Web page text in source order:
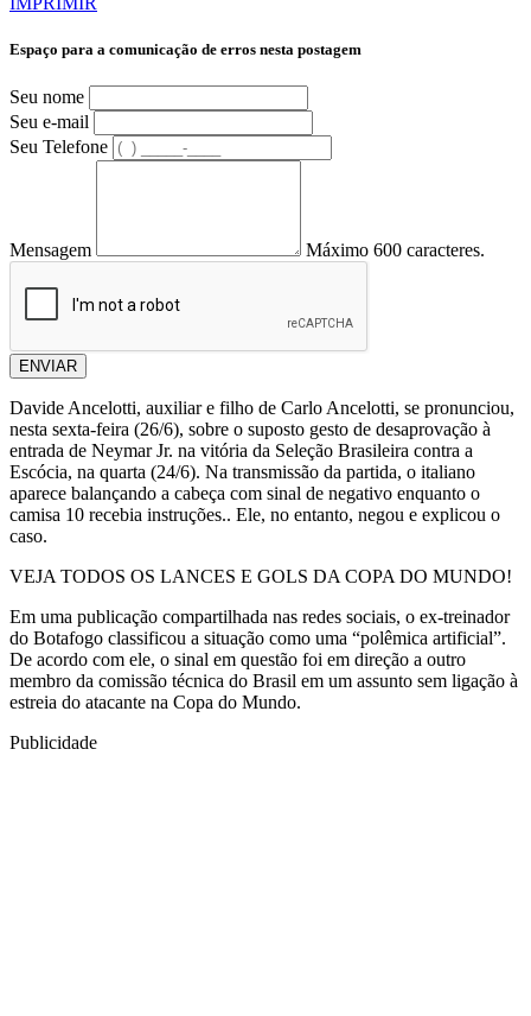
Espaço para a comunicação de erros nesta postagem
Seu nome
Seu e-mail
Seu Telefone
Mensagem Máximo 600 caracteres.
ENVIAR
Davide Ancelotti, auxiliar e filho de Carlo Ancelotti, se pronunciou,
nesta sexta-feira (26/6), sobre o suposto gesto de desaprovação à
entrada de Neymar Jr. na vitória da Seleção Brasileira contra a
Escócia, na quarta (24/6). Na transmissão da partida, o italiano
aparece balançando a cabeça com sinal de negativo enquanto o
camisa 10 recebia instruções.. Ele, no entanto, negou e explicou o
caso.
VEJA TODOS OS LANCES E GOLS DA COPA DO MUNDO!
Em uma publicação compartilhada nas redes sociais, o ex-treinador
do Botafogo classificou a situação como uma “polêmica artificial”.
De acordo com ele, o sinal em questão foi em direção a outro
membro da comissão técnica do Brasil em um assunto sem ligação à
estreia do atacante na Copa do Mundo.
Publicidade